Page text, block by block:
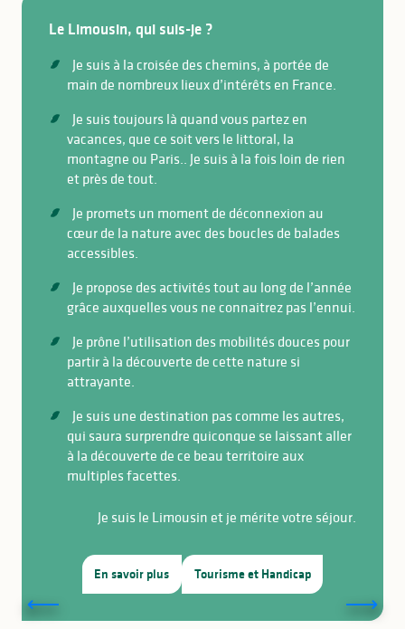
Le Limousin, qui suis-je ?
Je suis à la croisée des chemins, à portée de
main de nombreux lieux d’intérêts en France.
Je suis toujours là quand vous partez en
vacances, que ce soit vers le littoral, la
montagne ou Paris.. Je suis à la fois loin de rien
et près de tout.
Je promets un moment de déconnexion au
cœur de la nature avec des boucles de balades
accessibles.
Je propose des activités tout au long de l’année
grâce auxquelles vous ne connaitrez pas l’ennui.
Je prône l’utilisation des mobilités douces pour
partir à la découverte de cette nature si
attrayante.
Je suis une destination pas comme les autres,
qui saura surprendre quiconque se laissant aller
à la découverte de ce beau territoire aux
multiples facettes.
Je suis le Limousin et je mérite votre séjour.
En savoir plus Tourisme et Handicap
retrouver un vrai rythme de vacances, c’est ce